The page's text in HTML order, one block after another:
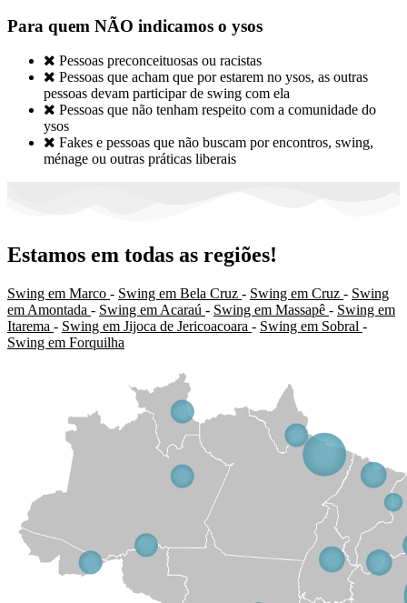
Para quem NÃO indicamos o ysos
 Pessoas preconceituosas ou racistas
 Pessoas que acham que por estarem no ysos, as outras
pessoas devam participar de swing com ela
 Pessoas que não tenham respeito com a comunidade do
ysos
 Fakes e pessoas que não buscam por encontros, swing,
ménage ou outras práticas liberais
Estamos em todas as regiões!
Swing em Marco - Swing em Bela Cruz - Swing em Cruz - Swing
em Amontada - Swing em Acaraú - Swing em Massapê - Swing em
Itarema - Swing em Jijoca de Jericoacoara - Swing em Sobral -
Swing em Forquilha